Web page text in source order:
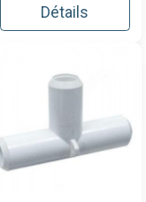
Détails